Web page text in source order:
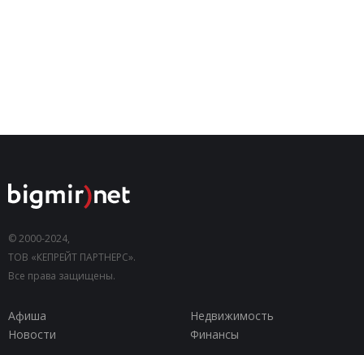
© 2000-2024,
ТОВ «КЕПРЕЙТ ПАРТНЕРС».
Все права защищены.
Афиша
Недвижимость
Новости
Финансы